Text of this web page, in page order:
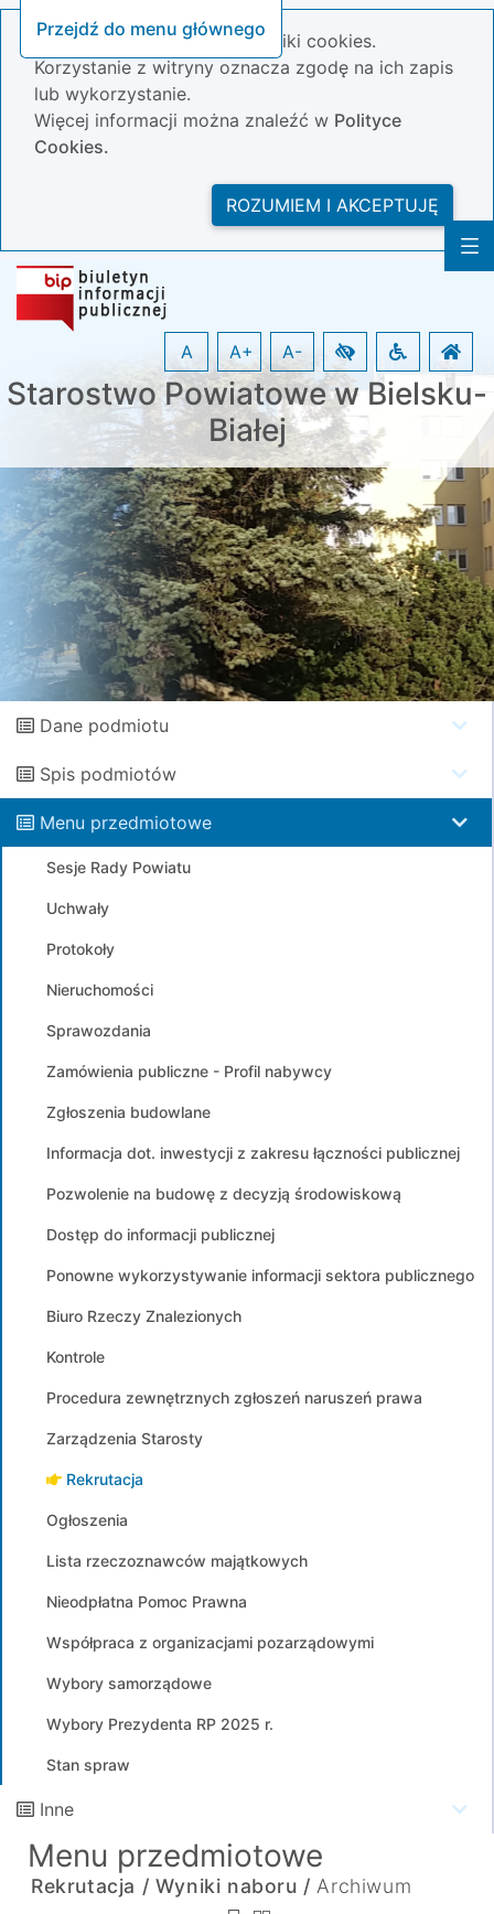
Przejdź do menu głównego
Nasza strona wykorzystuje pliki cookies.
Korzystanie z witryny oznacza zgodę na ich zapis
lub wykorzystanie.
Więcej informacji można znaleźć w Polityce
Cookies.
ROZUMIEM I AKCEPTUJĘ
Starostwo Powiatowe w Bielsku-
Białej
A A+ A-
Dane podmiotu
Spis podmiotów
Menu przedmiotowe
Sesje Rady Powiatu
Uchwały
Protokoły
Nieruchomości
Sprawozdania
Zamówienia publiczne - Profil nabywcy
Zgłoszenia budowlane
Informacja dot. inwestycji z zakresu łączności publicznej
Pozwolenie na budowę z decyzją środowiskową
Dostęp do informacji publicznej
Ponowne wykorzystywanie informacji sektora publicznego
Biuro Rzeczy Znalezionych
Kontrole
Procedura zewnętrznych zgłoszeń naruszeń prawa
Zarządzenia Starosty
Rekrutacja
Ogłoszenia
Lista rzeczoznawców majątkowych
Nieodpłatna Pomoc Prawna
Współpraca z organizacjami pozarządowymi
Wybory samorządowe
Wybory Prezydenta RP 2025 r.
Stan spraw
Inne
Menu przedmiotowe
Rekrutacja / Wyniki naboru / Archiwum